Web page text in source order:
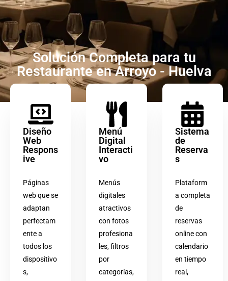
Solución Completa para tu
Restaurante en Arroyo - Huelva
Diseño
Web
Respons
ive
Páginas
web que se
adaptan
perfectam
ente a
todos los
dispositivo
s,
Menú
Digital
Interacti
vo
Menús
digitales
atractivos
con fotos
profesiona
les, filtros
por
categorías,
Sistema
de
Reserva
s
Plataform
a completa
de
reservas
online con
calendario
en tiempo
real,